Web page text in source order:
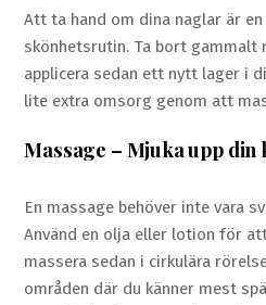
Att ta hand om dina naglar är
skönhetsrutin. Ta bort gammalt
applicera sedan ett nytt lager i
lite extra omsorg genom att
Massage – Mjuka upp din
En massage behöver inte vara
Använd en olja eller lotion för
massera sedan i cirkulära
områden där du känner mest